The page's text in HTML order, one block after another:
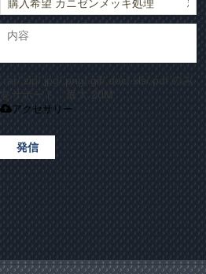
.rar/.zip/.jpg/.png/.gif/.doc/.xls/.pdf のみ
をサポート、最大 20M
アクセサリー
発信